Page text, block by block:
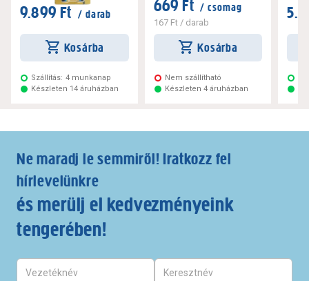
9.899 Ft / darab
Kosárba
Szállítás: 4 munkanap
Készleten 14 áruházban
669 Ft / csomag
167 Ft/ darab
Kosárba
Nem szállítható
Készleten 4 áruházban
Ne maradj le semmiről! Iratkozz fel
hírlevelünkre
és merülj el kedvezményeink
tengerében!